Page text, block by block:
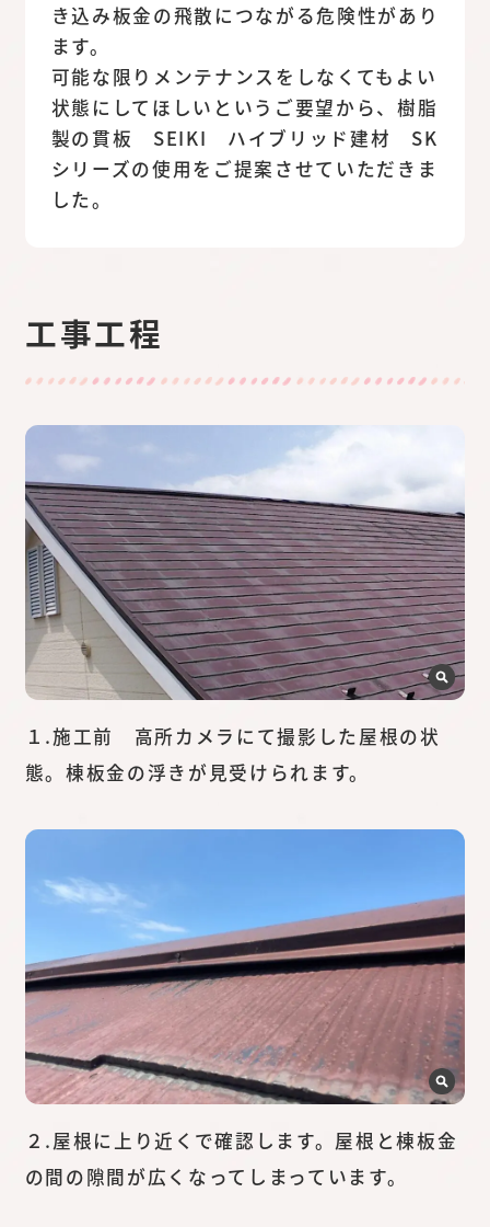
き込み板金の飛散につながる危険性があり
ます。
可能な限りメンテナンスをしなくてもよい
状態にしてほしいというご要望から、樹脂
製の貫板 SEIKI ハイブリッド建材 SK
シリーズの使用をご提案させていただきま
した。
工事工程
１.施工前 高所カメラにて撮影した屋根の状
態。棟板金の浮きが見受けられます。
２.屋根に上り近くで確認します。屋根と棟板金
の間の隙間が広くなってしまっています。